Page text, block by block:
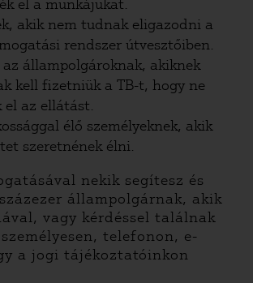
el a munkájukat.
akik nem tudnak eligazodni a
rendszer útvesztőiben.
állampolgároknak, akiknek
kell fizetniük a TB-t, hogy ne
el az ellátást.
élő személyeknek, akik
szeretnének élni.
nekik segítesz és
állampolgárnak, akik
vagy kérdéssel találnak
telefonon, e-
a jogi tájékoztatóinkon